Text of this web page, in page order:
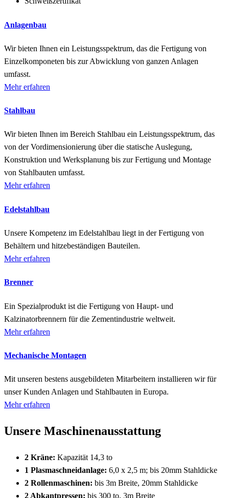
Anlagenbau
Wir bieten Ihnen ein Leistungsspektrum, das die Fertigung von
Einzelkomponeten bis zur Abwicklung von ganzen Anlagen
umfasst.
Mehr erfahren
Stahlbau
Wir bieten Ihnen im Bereich Stahlbau ein Leistungsspektrum, das
von der Vordimensionierung über die statische Auslegung,
Konstruktion und Werksplanung bis zur Fertigung und Montage
von Stahlbauten umfasst.
Mehr erfahren
Edelstahlbau
Unsere Kompetenz im Edelstahlbau liegt in der Fertigung von
Behältern und hitzebeständigen Bauteilen.
Mehr erfahren
Brenner
Ein Spezialprodukt ist die Fertigung von Haupt- und
Kalzinatorbrennern für die Zementindustrie weltweit.
Mehr erfahren
Mechanische Montagen
Mit unseren bestens ausgebildeten Mitarbeitern installieren wir für
unser Kunden Anlagen und Stahlbauten in Europa.
Mehr erfahren
Unsere Maschinenausstattung
2 Kräne: Kapazität 14,3 to
1 Plasmaschneidanlage: 6,0 x 2,5 m; bis 20mm Stahldicke
2 Rollenmaschinen: bis 3m Breite, 20mm Stahldicke
2 Abkantpressen: bis 300 to, 3m Breite